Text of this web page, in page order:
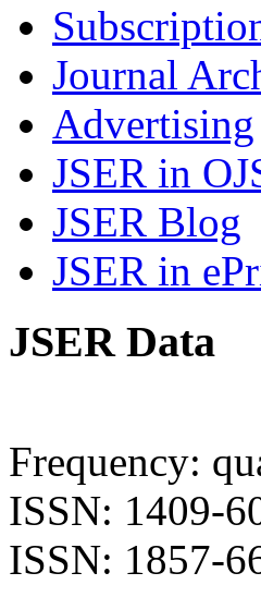
Journal
Advertising
JSER in
JSER Blog
JSER in
JSER Data
Frequency:
ISSN: 1409-
ISSN: 1857-